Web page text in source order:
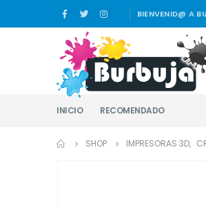
BIENVENID@ A
INICIO RECOMENDADO
SHOP IMPRESORAS 3D,